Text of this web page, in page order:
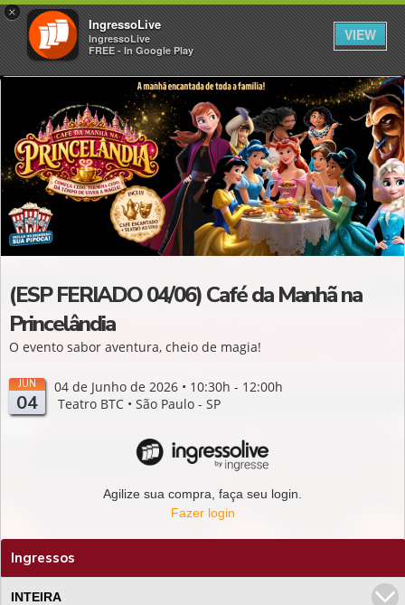
×
IngressoLive
IngressoLive
FREE - In Google Play
VIEW
(ESP FERIADO 04/06) Café da Manhã na
Princelândia
O evento sabor aventura, cheio de magia!
JUN
04
04 de Junho de 2026 • 10:30h - 12:00h
Teatro BTC • São Paulo - SP
Agilize sua compra, faça seu login.
Fazer login
Ingressos
INTEIRA